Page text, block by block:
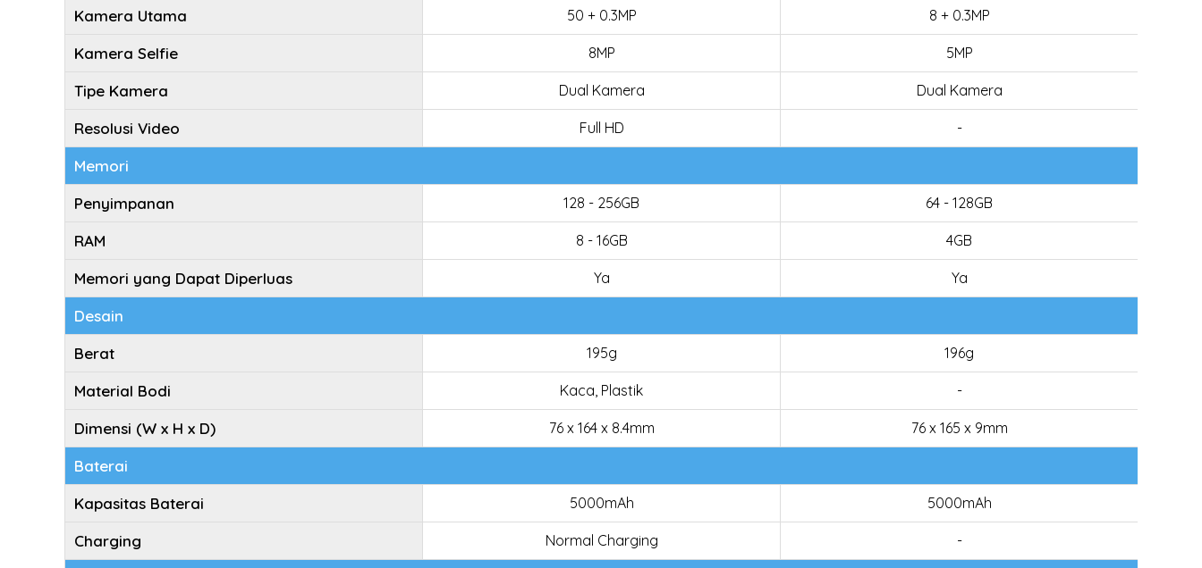
Kamera Utama
50 + 0.3MP 8 + 0.3MP
Kamera Selfie 8MP 5MP
Tipe Kamera Dual Kamera Dual Kamera
Resolusi Video Full HD -
Memori
Penyimpanan
128 - 256GB 64 - 128GB
RAM 8 - 16GB 4GB
Memori yang Dapat Diperluas Ya Ya
Desain
Berat
195g 196g
Material Bodi Kaca, Plastik -
Dimensi (W x H x D) 76 x 164 x 8.4mm 76 x 165 x 9mm
Baterai
Kapasitas Baterai
5000mAh 5000mAh
Charging Normal Charging -